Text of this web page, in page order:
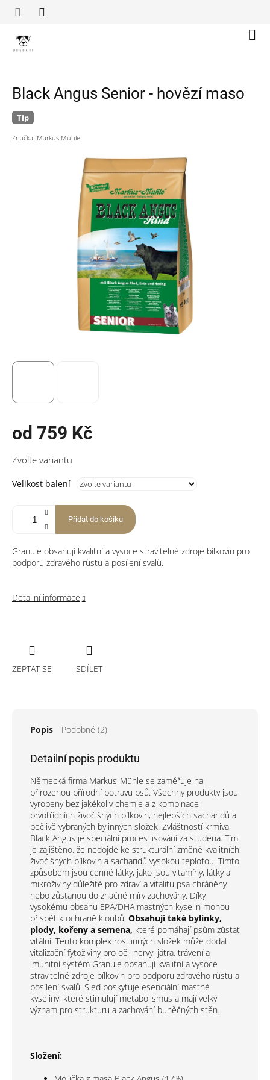
Black Angus Senior - hovězí maso
Tip
Značka: Markus Mühle
od 759 Kč
cena:
Zvolte variantu
Velikost balení
Přidat do košíku
Granule obsahují kvalitní a vysoce stravitelné zdroje bílkovin pro
podporu zdravého růstu a posílení svalů.
Detailní informace
ZEPTAT SE SDÍLET
Popis Podobné (2)
Detailní popis produktu
Německá firma Markus-Mühle se zaměřuje na
přirozenou přírodní potravu psů. Všechny produkty jsou
vyrobeny bez jakékoliv chemie a z kombinace
prvotřídních živočišných bílkovin, nejlepších sacharidů a
pečlivě vybraných bylinných složek. Zvláštností krmiva
Black Angus je speciální proces lisování za studena. Tím
je zajištěno, že nedojde ke strukturální změně kvalitních
živočišných bílkovin a sacharidů vysokou teplotou. Tímto
způsobem jsou cenné látky, jako jsou vitamíny, látky a
mikroživiny důležité pro zdraví a vitalitu psa chráněny
nebo zůstanou do značné míry zachovány. Díky
vysokému obsahu EPA/DHA mastných kyselin mohou
přispět k ochraně kloubů. Obsahují také bylinky,
plody, kořeny a semena, které pomáhají psům zůstat
vitální. Tento komplex rostlinných složek může dodat
vitalizační fytoživiny pro oči, nervy, játra, trávení a
imunitní systém Granule obsahují kvalitní a vysoce
stravitelné zdroje bílkovin pro podporu zdravého růstu a
posílení svalů. Sleď poskytuje esenciální mastné
kyseliny, které stimulují metabolismus a mají velký
význam pro strukturu a zachování buněčných stěn.
Složení: